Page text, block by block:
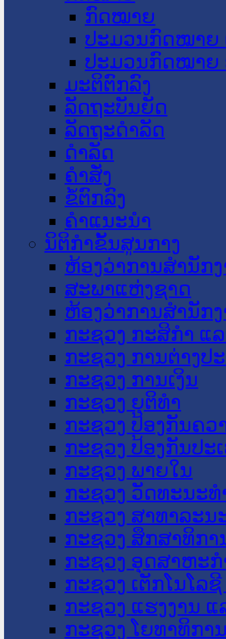
ກົດໝາຍ
ປະມວນກົດໝາຍ
ປະມວນກົດໝາຍ
ມະຕິຕົກລົງ
ລັດຖະບັນຍັດ
ລັດຖະດໍາລັດ
ດໍາລັດ
ຄໍາສັ່ງ
ຂໍ້ຕົກລົງ
ຄໍາແນະນໍາ
ນິຕິກໍາຂັ້ນສູນກາງ
ຫ້ອງວ່າການສໍານັກ
ສະພາແຫ່ງຊາດ
ຫ້ອງວ່າການສຳນັກ
ກະຊວງ ກະສິກຳ ແ
ກະຊວງ ການຕ່າງປ
ກະຊວງ ການເງິນ
ກະຊວງ ຍຸຕິທໍາ
ກະຊວງ ປ້ອງກັນຄວ
ກະຊວງ ປ້ອງກັນປະ
ກະຊວງ ພາຍໃນ
ກະຊວງ ວັດທະນະ
ກະຊວງ ສາທາລະນ
ກະຊວງ ສຶກສາທິກາ
ກະຊວງ ອຸດສາຫະ
ກະຊວງ ເຕັກໂນໂລ
ກະຊວງ ແຮງງານ
ກະຊວງ ໂຍທາທິກາ